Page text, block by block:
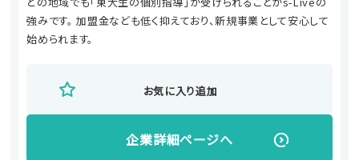
強みです。 加盟金なども低く抑えており、新規事業として安心して
始められます。
お気に入り追加
企業詳細ページへ